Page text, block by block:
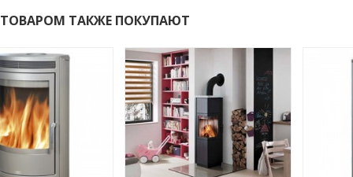
ТАКЖЕ ПОКУПАЮТ